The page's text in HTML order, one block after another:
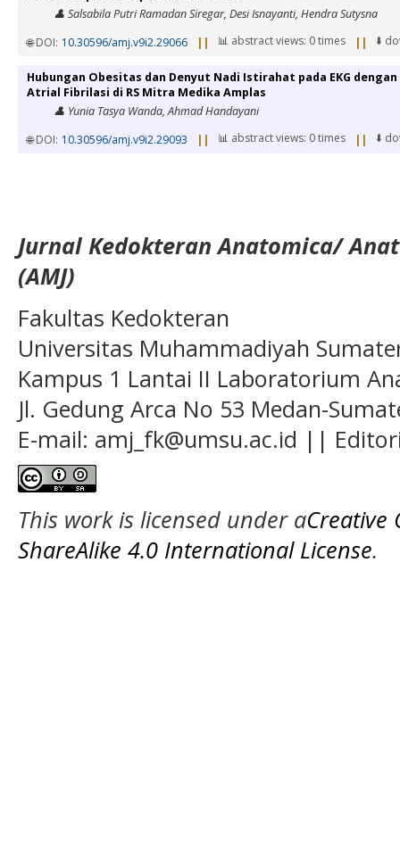
👤 Salsabila Putri Ramadan Siregar, Desi Isnayanti, Hendra Sutysna
🌐 DOI: 10.30596/amj.v9i2.29066 📊 abstract views: 0 times ⬇️
Hubungan Obesitas dan Denyut Nadi Istirahat pada EKG
Atrial Fibrilasi di RS Mitra Medika Amplas
👤 Yunia Tasya Wanda, Ahmad Handayani
🌐 DOI: 10.30596/amj.v9i2.29093 📊 abstract views: 0 times ⬇️
Jurnal Kedokteran Anatomica/
(AMJ)
Fakultas Kedokteran
Universitas Muhammadiyah
Kampus 1 Lantai II Laboratorium
Jl. Gedung Arca No 53 Medan-
E-mail: amj_fk@umsu.ac.id ||
This work is licensed under aCreative
ShareAlike 4.0 International License.